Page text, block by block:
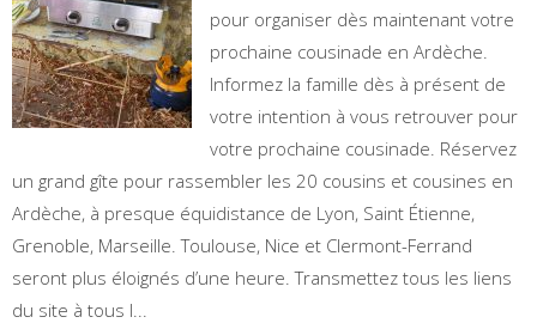
pour organiser dès maintenant votre
prochaine cousinade en Ardèche.
Informez la famille dès à présent de
votre intention à vous retrouver pour
votre prochaine cousinade. Réservez
un grand gîte pour rassembler les 20 cousins et cousines en
Ardèche, à presque équidistance de Lyon, Saint Étienne,
Grenoble, Marseille. Toulouse, Nice et Clermont-Ferrand
seront plus éloignés d’une heure. Transmettez tous les liens
du site à tous l...